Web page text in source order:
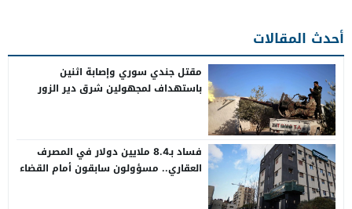
أحدث المقالات
مقتل جندي سوري وإصابة اثنين
باستهداف لمجهولين شرق دير الزور
فساد بـ8.4 ملايين دولار في المصرف
العقاري.. مسؤولون سابقون أمام القضاء